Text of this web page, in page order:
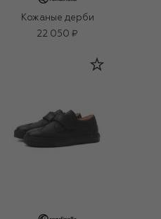
Кожаные дерби
22 050 ₽